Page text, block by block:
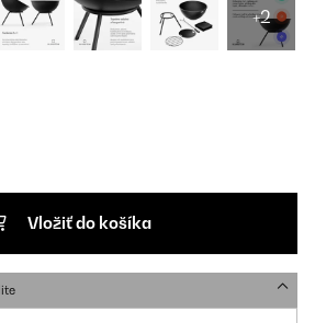
+2
Vložiť do košíka